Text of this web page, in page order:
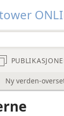
Ny verden-